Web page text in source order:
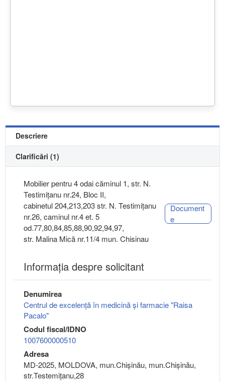
Descriere
Clarificări (1)
Mobilier pentru 4 odai căminul 1, str. N.
Testimițanu nr.24, Bloc II,
cabinetul 204,213,203 str. N. Testimițanu
nr.26, caminul nr.4 et. 5
od.77,80,84,85,88,90,92,94,97,
str. Malina Mică nr.11/4 mun. Chisinau
Document
e
Informaţia despre solicitant
Denumirea
Centrul de excelenţă în medicină şi farmacie "Raisa
Pacalo"
Codul fiscal/IDNO
1007600000510
Adresa
MD-2025, MOLDOVA, mun.Chişinău, mun.Chişinău,
str.Testemiţanu,28